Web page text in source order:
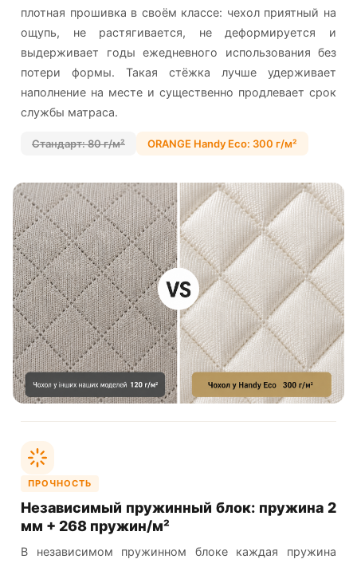
плотная прошивка в своём классе: чехол приятный на
ощупь, не растягивается, не деформируется и
выдерживает годы ежедневного использования без
потери формы. Такая стёжка лучше удерживает
наполнение на месте и существенно продлевает срок
службы матраса.
Стандарт: 80 г/м² ORANGE Handy Eco: 300 г/м²
ПРОЧНОСТЬ
Независимый пружинный блок: пружина 2
мм + 268 пружин/м²
В независимом пружинном блоке каждая пружина